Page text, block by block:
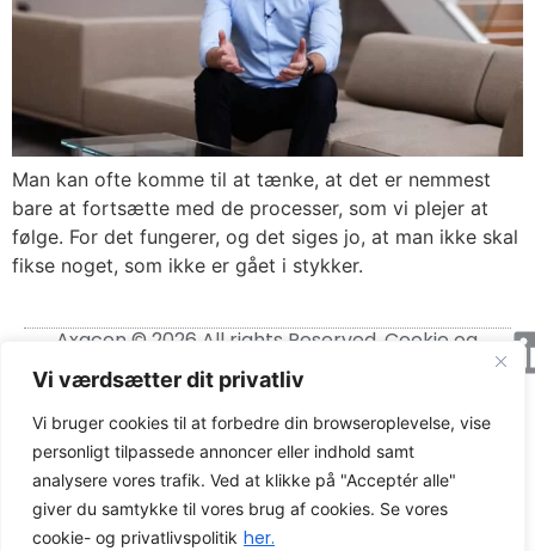
Vi værdsætter dit privatliv
Vi bruger cookies til at forbedre din browseroplevelse, vise
personligt tilpassede annoncer eller indhold samt
analysere vores trafik. Ved at klikke på "Acceptér alle"
giver du samtykke til vores brug af cookies. Se vores
cookie- og privatlivspolitik her.
Man kan ofte komme til at tænke, at det er nemmest
bare at fortsætte med de processer, som vi plejer at
følge. For det fungerer, og det siges jo, at man ikke skal
fikse noget, som ikke er gået i stykker.
Axacon © 2026 All rights Reserved.Cookie og